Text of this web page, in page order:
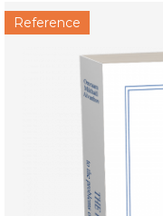
Reference